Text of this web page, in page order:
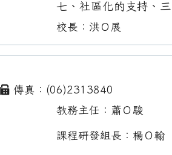
七、社區化的支持、
校長：洪Ｏ展
傳真：(06)2313840
教務主任：蕭Ｏ駿
課程研發組長：楊Ｏ翰